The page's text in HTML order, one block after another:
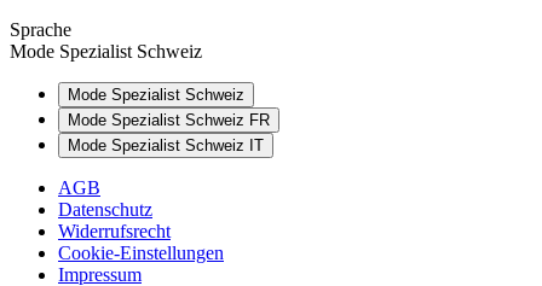
Sprache
Mode Spezialist Schweiz
Mode Spezialist Schweiz
Mode Spezialist Schweiz FR
Mode Spezialist Schweiz IT
AGB
Datenschutz
Widerrufsrecht
Cookie-Einstellungen
Impressum